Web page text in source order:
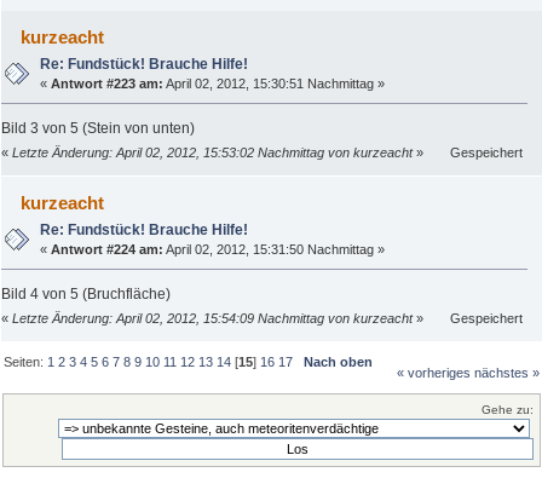
kurzeacht
Re: Fundstück! Brauche Hilfe!
«Antwort #223 am: April 02, 2012, 15:30:51 Nachmittag »
Bild 3 von 5 (Stein von unten)
« Letzte Änderung: April 02, 2012, 15:53:02 Nachmittag von kurzeacht» Gespeichert
kurzeacht
Re: Fundstück! Brauche Hilfe!
«Antwort #224 am: April 02, 2012, 15:31:50 Nachmittag »
Bild 4 von 5 (Bruchfläche)
« Letzte Änderung: April 02, 2012, 15:54:09 Nachmittag von kurzeacht» Gespeichert
Seiten:1 2 3 4 5 6 7 8 9 10 11 12 13 14 [15]16 17 Nach oben
« vorheriges nächstes »
Gehe zu: